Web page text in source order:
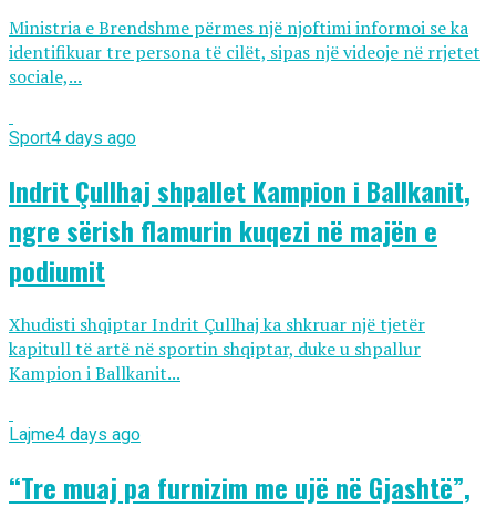
Ministria e Brendshme përmes një njoftimi informoi se ka
identifikuar tre persona të cilët, sipas një videoje në rrjetet
sociale,...
Sport4 days ago
Indrit Çullhaj shpallet Kampion i Ballkanit,
ngre sërish flamurin kuqezi në majën e
podiumit
Xhudisti shqiptar Indrit Çullhaj ka shkruar një tjetër
kapitull të artë në sportin shqiptar, duke u shpallur
Kampion i Ballkanit...
Lajme4 days ago
“Tre muaj pa furnizim me ujë në Gjashtë”,